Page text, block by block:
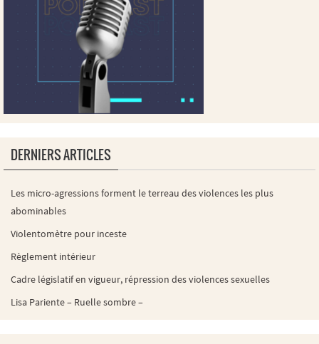
DERNIERS ARTICLES
Les micro-agressions forment le terreau des violences les plus
abominables
Violentomètre pour inceste
Règlement intérieur
Cadre législatif en vigueur, répression des violences sexuelles
Lisa Pariente – Ruelle sombre –